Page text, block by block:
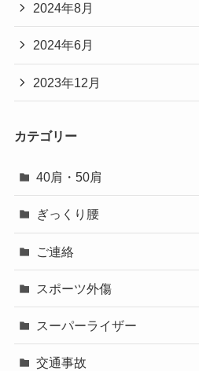
2024年8月
2024年6月
2023年12月
カテゴリー
40肩・50肩
ぎっくり腰
ご連絡
スポーツ外傷
スーパーライザー
交通事故